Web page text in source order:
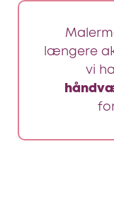
længere
vi